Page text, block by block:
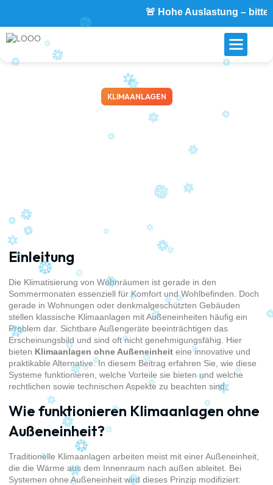
🚨 Hohe Auslastung – bitte
KLIMAANLAGEN
Klimaanlage ohne
Außeneinheit: Innovative
Lösung für Wohnungen und
Denkmalschutz
Einleitung
Die Klimatisierung von Wohnräumen ist gerade in den
Sommermonaten essenziell für Komfort und Wohlbefinden. Doch
gerade in Wohnungen oder denkmalgeschützten Gebäuden
stellen klassische Klimaanlagen mit Außeneinheiten häufig ein
Problem dar. Sichtbare Außengeräte beeinträchtigen das
Erscheinungsbild und sind oft nicht genehmigungsfähig. Hier
bieten Klimaanlagen ohne Außeneinheit eine innovative und
praktikable Alternative. In diesem Beitrag erfahren Sie, wie diese
Systeme funktionieren, welche Vorteile sie bieten und welche
rechtlichen sowie technischen Aspekte zu beachten sind.
Wie funktionieren Klimaanlagen ohne
Außeneinheit?
Traditionelle Klimaanlagen arbeiten meist mit einer Außeneinheit,
die die Wärme aus dem Innenraum nach außen ableitet. Bei
Systemen ohne Außeneinheit wird dieses Prinzip modifiziert: